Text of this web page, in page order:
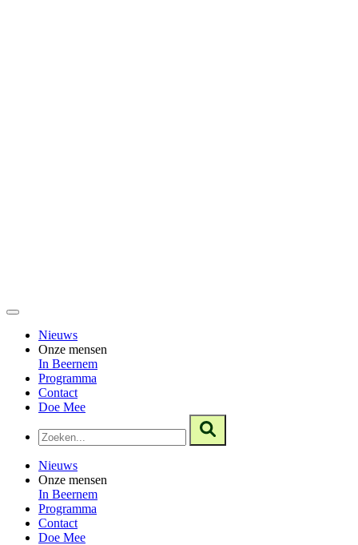
Nieuws
Onze mensen
In Beernem
Programma
Contact
Doe Mee
Nieuws
Onze mensen
In Beernem
Programma
Contact
Doe Mee